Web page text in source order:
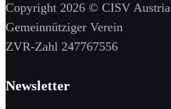
Copyright 2026 © CISV Austria
Gemeinnütziger Verein
​ZVR-Zahl 247767556
Newsletter